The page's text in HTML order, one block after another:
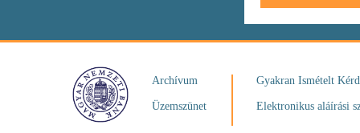
Archívum
Üzemszünet
Gyakran Ismételt
Elektronikus aláírási